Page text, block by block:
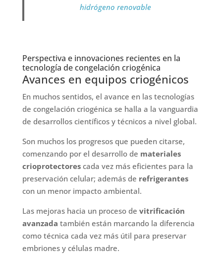
hidrógeno renovable
Perspectiva e innovaciones recientes en la
tecnología de congelación criogénica
Avances en equipos criogénicos
En muchos sentidos, el avance en las tecnologías
de congelación criogénica se halla a la vanguardia
de desarrollos científicos y técnicos a nivel global.
Son muchos los progresos que pueden citarse,
comenzando por el desarrollo de materiales
crioprotectorescada vez más eficientes para la
preservación celular; además de refrigerantes
con un menor impacto ambiental.
Las mejoras hacia un proceso de vitrificación
avanzada también están marcando la diferencia
como técnica cada vez más útil para preservar
embriones y células madre.